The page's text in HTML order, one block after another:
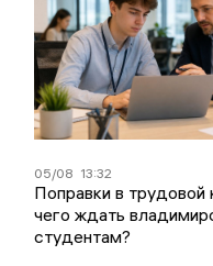
05/08 13:32
Поправки в трудовой
чего ждать
студентам?